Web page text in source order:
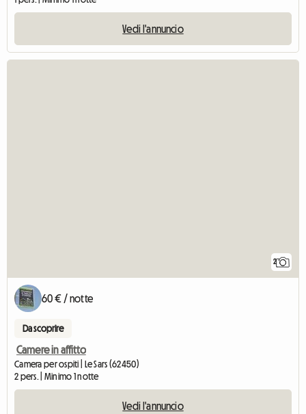
Vedi l'annuncio
2
60 € / notte
Da scoprire
Camere in affitto
Camera per ospiti | Le Sars (62450)
2 pers. | Minimo 1 notte
Vedi l'annuncio